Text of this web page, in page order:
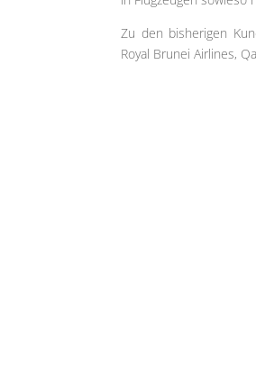
Zu den bisherigen
Royal Brunei Airlines,